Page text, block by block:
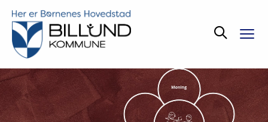
Søg